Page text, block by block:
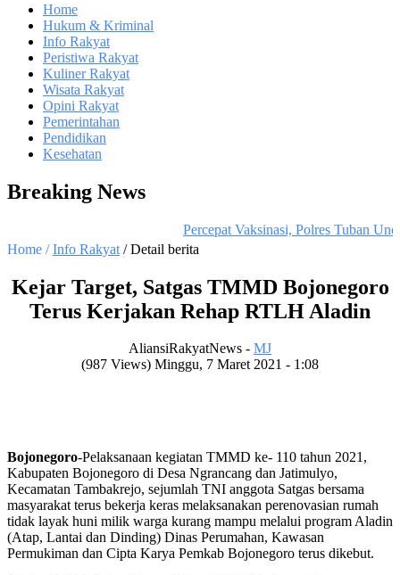
Home
Hukum & Kriminal
Info Rakyat
Peristiwa Rakyat
Kuliner Rakyat
Wisata Rakyat
Opini Rakyat
Pemerintahan
Pendidikan
Kesehatan
Breaking News
Percepat Vaksinasi, Polres Tuban
Home /Info Rakyat / Detail berita
Kejar Target, Satgas TMMD Bojonegoro
Terus Kerjakan Rehap RTLH Aladin
AliansiRakyatNews - MJ
(987 Views) Minggu, 7 Maret 2021 - 1:08
Bojonegoro-Pelaksanaan kegiatan TMMD ke- 110 tahun 2021,
Kabupaten Bojonegoro di Desa Ngrancang dan Jatimulyo,
Kecamatan Tambakrejo, sejumlah TNI anggota Satgas bersama
masyarakat terus bekerja keras melaksanakan perenovasian rumah
tidak layak huni milik warga kurang mampu melalui program Aladin
(Atap, Lantai dan Dinding) Dinas Perumahan, Kawasan
Permukiman dan Cipta Karya Pemkab Bojonegoro terus dikebut.